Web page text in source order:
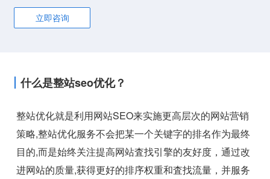
立即咨询
什么是整站seo优化？
整站优化就是利用网站SEO来实施更高层次的网站营销
策略,整站优化服务不会把某一个关键字的排名作为最终
目的,而是始终关注提高网站査找引擎的友好度，通过改
进网站的质量,获得更好的排序权重和査找流量，并服务